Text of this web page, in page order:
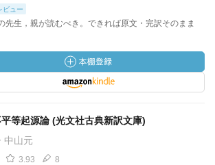
ビュー
先生，親が読むべき。できれば原文・完訳そのまま
平等起源論 (光文社古典新訳文庫)
中山元
3.93 8